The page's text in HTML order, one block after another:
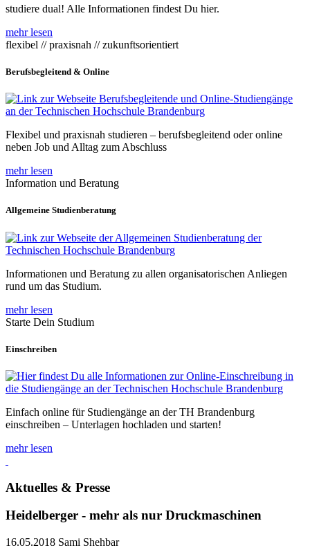
studiere dual! Alle Informationen findest Du hier.
mehr lesen
flexibel // praxisnah // zukunftsorientiert
Berufsbegleitend & Online
Flexibel und praxisnah studieren – berufsbegleitend oder online
neben Job und Alltag zum Abschluss
mehr lesen
Information und Beratung
Allgemeine Studienberatung
Informationen und Beratung zu allen organisatorischen Anliegen
rund um das Studium.
mehr lesen
Starte Dein Studium
Einschreiben
Einfach online für Studiengänge an der TH Brandenburg
einschreiben – Unterlagen hochladen und starten!
mehr lesen
Aktuelles & Presse
Heidelberger - mehr als nur Druckmaschinen
16.05.2018 Sami Shehbar